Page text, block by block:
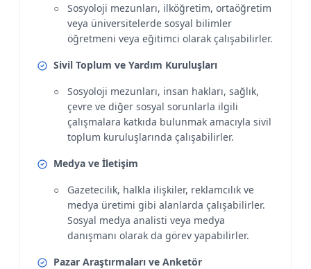
Sosyoloji mezunları, ilköğretim, ortaöğretim
veya üniversitelerde sosyal bilimler
öğretmeni veya eğitimci olarak çalışabilirler.
Sivil Toplum ve Yardım Kuruluşları
Sosyoloji mezunları, insan hakları, sağlık,
çevre ve diğer sosyal sorunlarla ilgili
çalışmalara katkıda bulunmak amacıyla sivil
toplum kuruluşlarında çalışabilirler.
Medya ve İletişim
Gazetecilik, halkla ilişkiler, reklamcılık ve
medya üretimi gibi alanlarda çalışabilirler.
Sosyal medya analisti veya medya
danışmanı olarak da görev yapabilirler.
Pazar Araştırmaları ve Anketör